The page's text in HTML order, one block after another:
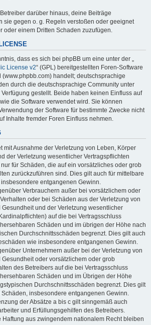
darüber hinaus, deine Beiträge
sie gegen o. g. Regeln verstoßen oder geeignet
oder einem Dritten Schaden zuzufügen.
dass es sich bei phpBB um eine unter der „
License v2“ (GPL) bereitgestellten Foren-Software
(www.phpbb.com) handelt; deutschsprachige
durch die deutschsprachige Community unter
gestellt. Beide haben keinen Einfluss auf
die Software verwendet wird. Sie können
der Software für bestimmte Zwecke nicht
Inhalte fremder Foren Einfluss nehmen.
mit Ausnahme der Verletzung von Leben, Körper
der Verletzung wesentlicher Vertragspflichten
für Schäden, die auf ein vorsätzliches oder grob
zurückzuführen sind. Dies gilt auch für mittelbare
entgangenen Gewinn.
Verbrauchern außer bei vorsätzlichem oder
oder bei Schäden aus der Verletzung von
Gesundheit und der Verletzung wesentlicher
auf die bei Vertragsschluss
Schäden und im übrigen der Höhe nach
Durchschnittsschäden begrenzt. Dies gilt auch
wie insbesondere entgangenen Gewinn.
Unternehmern außer bei der Verletzung von
Gesundheit oder vorsätzlichem oder grob
des Betreibers auf die bei Vertragsschluss
Schäden und im Übrigen der Höhe
Durchschnittsschäden begrenzt. Dies gilt
insbesondere entgangenen Gewinn.
der Absätze a bis c gilt sinngemäß auch
und Erfüllungsgehilfen des Betreibers.
Haftung aus zwingendem nationalem Recht bleiben